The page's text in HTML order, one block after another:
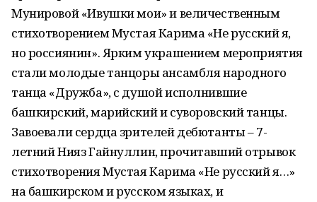
Мунировой «Ивушки мои» и величественным
стихотворением Мустая Карима «Не русский я,
но россиянин». Ярким украшением мероприятия
стали молодые танцоры ансамбля народного
танца «Дружба», с душой исполнившие
башкирский, марийский и суворовский танцы.
Завоевали сердца зрителей дебютанты – 7-
летний Нияз Гайнуллин, прочитавший отрывок
стихотворения Мустая Карима «Не русский я…»
на башкирском и русском языках, и